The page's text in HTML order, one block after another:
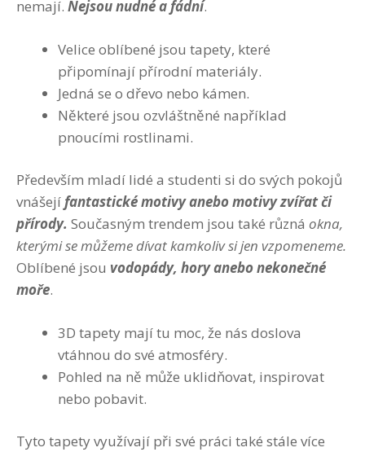
nemají. Nejsou nudné a fádní.
Velice oblíbené jsou tapety, které
připomínají přírodní materiály.
Jedná se o dřevo nebo kámen.
Některé jsou ozvláštněné například
pnoucími rostlinami.
Především mladí lidé a studenti si do svých pokojů
vnášejífantastické motivy anebo motivy zvířat či
přírody. Současným trendem jsou také různá okna,
kterými se můžeme dívat kamkoliv si jen vzpomeneme.
Oblíbené jsou vodopády, hory anebo nekonečné
moře.
3D tapety mají tu moc, že nás doslova
vtáhnou do své atmosféry.
Pohled na ně může uklidňovat, inspirovat
nebo pobavit.
Tyto tapety využívají při své práci také stále více